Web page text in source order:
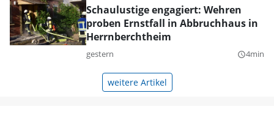
Schaulustige engagiert: Wehren
proben Ernstfall in Abbruchhaus in
Herrnberchtheim
gestern query_builder4min
weitere Artikel